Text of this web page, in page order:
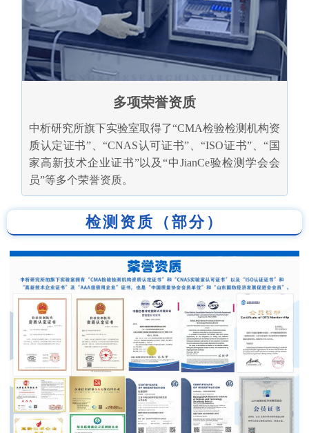
多项荣誉资质
中析研究所旗下实验室取得了“CMA检验检测机构资
质认定证书”、“CNAS认可证书”、“ISO证书”、“国
家高新技术企业证书”以及“中JianCe验检测学会会
员”等多个荣誉资质。
检测资质（部分）